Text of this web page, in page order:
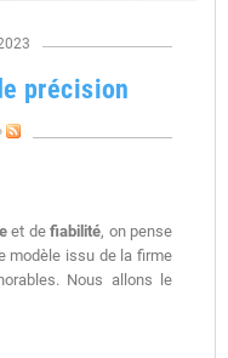
précision
et defiabilité, on pense
modèle issu de la firme
Nous allons le